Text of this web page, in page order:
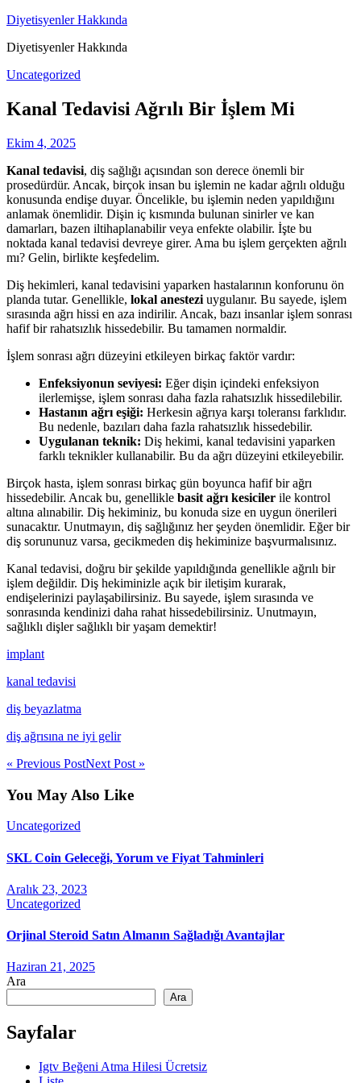
Skip
content
Diyetisyenler Hakkında
Diyetisyenler Hakkında
Uncategorized
Kanal Tedavisi Ağrılı Bir İşlem Mi
Ekim 4, 2025
Kanal tedavisi, diş sağlığı açısından son derece önemli bir
prosedürdür. Ancak, birçok insan bu işlemin ne kadar ağrılı olduğu
konusunda endişe duyar. Öncelikle, bu işlemin neden yapıldığını
anlamak önemlidir. Dişin iç kısmında bulunan sinirler ve kan
damarları, bazen iltihaplanabilir veya enfekte olabilir. İşte bu
noktada kanal tedavisi devreye girer. Ama bu işlem gerçekten ağrılı
mı? Gelin, birlikte keşfedelim.
Diş hekimleri, kanal tedavisini yaparken hastalarının konforunu ön
planda tutar. Genellikle, lokal anestezi uygulanır. Bu sayede, işlem
sırasında ağrı hissi en aza indirilir. Ancak, bazı insanlar işlem sonrası
hafif bir rahatsızlık hissedebilir. Bu tamamen normaldir.
İşlem sonrası ağrı düzeyini etkileyen birkaç faktör vardır:
Enfeksiyonun seviyesi: Eğer dişin içindeki enfeksiyon
ilerlemişse, işlem sonrası daha fazla rahatsızlık hissedilebilir.
Hastanın ağrı eşiği: Herkesin ağrıya karşı toleransı farklıdır.
Bu nedenle, bazıları daha fazla rahatsızlık hissedebilir.
Uygulanan teknik: Diş hekimi, kanal tedavisini yaparken
farklı teknikler kullanabilir. Bu da ağrı düzeyini etkileyebilir.
Birçok hasta, işlem sonrası birkaç gün boyunca hafif bir ağrı
hissedebilir. Ancak bu, genellikle basit ağrı kesiciler ile kontrol
altına alınabilir. Diş hekiminiz, bu konuda size en uygun önerileri
sunacaktır. Unutmayın, diş sağlığınız her şeyden önemlidir. Eğer bir
diş sorununuz varsa, gecikmeden diş hekiminize başvurmalısınız.
Kanal tedavisi, doğru bir şekilde yapıldığında genellikle ağrılı bir
işlem değildir. Diş hekiminizle açık bir iletişim kurarak,
endişelerinizi paylaşabilirsiniz. Bu sayede, işlem sırasında ve
sonrasında kendinizi daha rahat hissedebilirsiniz. Unutmayın,
sağlıklı dişler sağlıklı bir yaşam demektir!
implant
kanal tedavisi
diş beyazlatma
diş ağrısına ne iyi gelir
« Previous PostNext Post »
You May Also Like
Uncategorized
SKL Coin Geleceği, Yorum ve Fiyat Tahminleri
Aralık 23, 2023
Uncategorized
Orjinal Steroid Satın Almanın Sağladığı Avantajlar
Haziran 21, 2025
Ara
Ara
Sayfalar
Igtv Beğeni Atma Hilesi Ücretsiz